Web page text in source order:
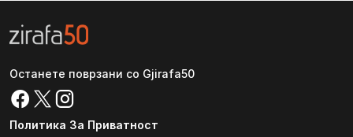
Останете поврзани со Gjirafa50
Политика За Приватност